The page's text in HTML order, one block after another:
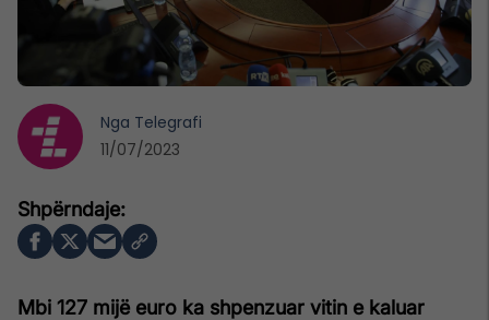
Mbi 127 mijë euro ka shpenzuar vitin e kaluar
Nga Telegrafi
11/07/2023